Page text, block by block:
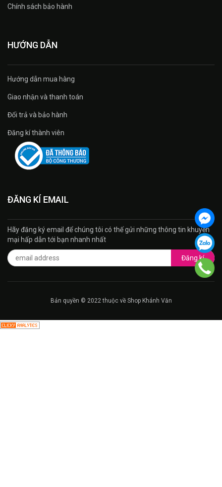
Chính sách bảo hành
HƯỚNG DẪN
Hướng dẫn mua hàng
Giao nhận và thanh toán
Đổi trả và bảo hành
Đăng kí thành viên
ĐĂNG KÍ EMAIL
Hãy đăng ký email để chúng tôi có thế gửi những thông tin khuyến
mại hấp dẫn tới bạn nhanh nhất
Đăng kí
Bản quyền © 2022 thuộc về Shop Khánh Văn